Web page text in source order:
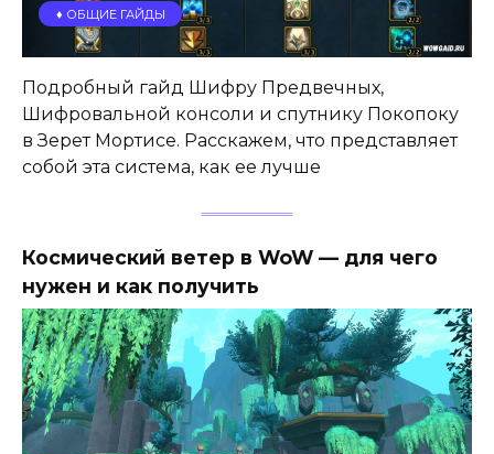
♦️ ОБЩИЕ ГАЙДЫ
Подробный гайд Шифру Предвечных,
Шифровальной консоли и спутнику Покопоку
в Зерет Мортисе. Расскажем, что представляет
собой эта система, как ее лучше
Космический ветер в WoW — для чего
нужен и как получить